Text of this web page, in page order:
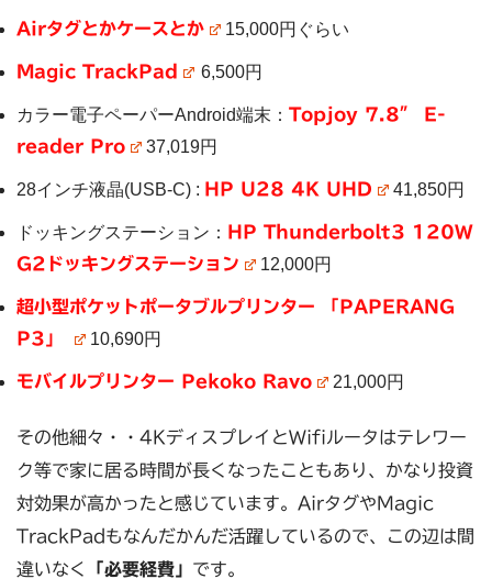
Airタグとかケースとか 15,000円ぐらい
Magic TrackPad 6,500円
カラー電子ペーパーAndroid端末： Topjoy 7.8″ E-
reader Pro
37,019円
28インチ液晶(USB-C) : HP U28 4K UHD 41,850円
ドッキングステーション：
HP Thunderbolt3 120W
G2ドッキングステーション
12,000円
超小型ポケットポータブルプリンター 「PAPERANG
P3」
10,690円
モバイルプリンター Pekoko Ravo 21,000円
その他細々・・4KディスプレイとWifiルータはテレワー
ク等で家に居る時間が長くなったこともあり、かなり投資
対効果が高かったと感じています。AirタグやMagic
TrackPadもなんだかんだ活躍しているので、この辺は間
違いなく
「必要経費」 です。